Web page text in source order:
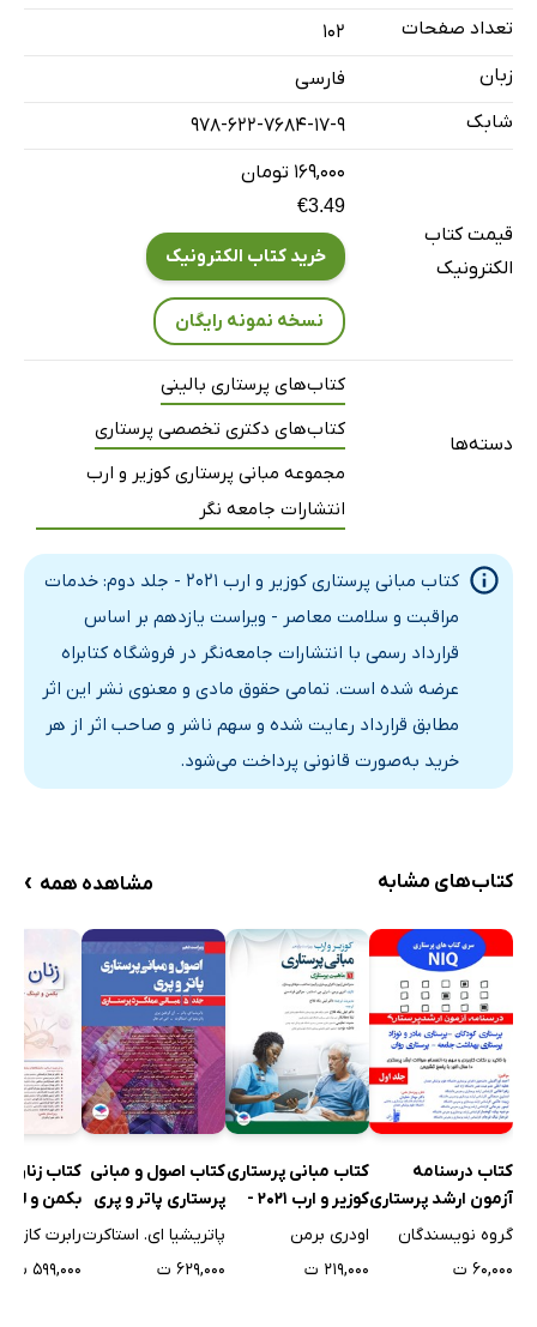
مرور فصل 6
فصل 7: مراقبت پرستاری در منزل
پرستاری سلامت در منزل
نظام مراقبت سلامت در منزل
نقش پرستار مراقبت در منزل
دیدگاه مددجویان مراقبت در منزل
عملکرد مراقبت پرستاری در منزل
آینده‌ی مراقبت سلامت در منزل
دانش خود را بیازمایید
فصل 8: پرونده‌های الکترونیک سلامت و فناوری اطلاعات
فناوری در آموزش پرستاری
فناوری در حوزه‌ی عملکرد پرستاری
نکات برجسته‌ی فصل
دانش خود را بیازمایید
رعایت استانداردها
پاسخ خودآزمایی‌ها
نمایه
تعداد صفحات
102
زبان
فارسی
شابک
978-622-7684-17-9
قیمت کتاب
الکترونیک
۱۶۹,۰۰۰ تومان
€3.49
خرید کتاب الکترونیک
نسخه نمونه رایگان
دسته‌ها
کتاب‌های پرستاری بالینی
کتاب‌های دکتری تخصصی پرستاری
مجموعه مبانی پرستاری کوزیر و ارب
انتشارات جامعه نگر
کتاب مبانی پرستاری کوزیر و ارب 2021 - جلد دوم: خدمات
مراقبت و سلامت معاصر - ویراست یازدهم بر اساس
قرارداد رسمی با انتشارات جامعه‌نگر در فروشگاه کتابراه
عرضه شده است. تمامی حقوق مادی و معنوی نشر این اثر
مطابق قرارداد رعایت شده و سهم ناشر و صاحب اثر از هر
خرید به‌صورت قانونی پرداخت می‌شود.
کتاب‌های مشابه مشاهده همه ›
کتاب درسنامه
آزمون ارشد پرستاری
- جلد اول
گروه نویسندگان
۶۰,۰۰۰ ت
کتاب مبانی پرستاری
کوزیر و ارب 2021 -
جلد اول
اودری برمن
۲۱۹,۰۰۰ ت
کتاب اصول و مبانی
پرستاری پاتر و پری
2021 (ویراست
پاتریشیا ای. استاکرت
۶۲۹,۰۰۰ ت
کتاب زنان
بکمن و لینگ
رابرت کازانوا
۵۹۹,۰۰۰ ت